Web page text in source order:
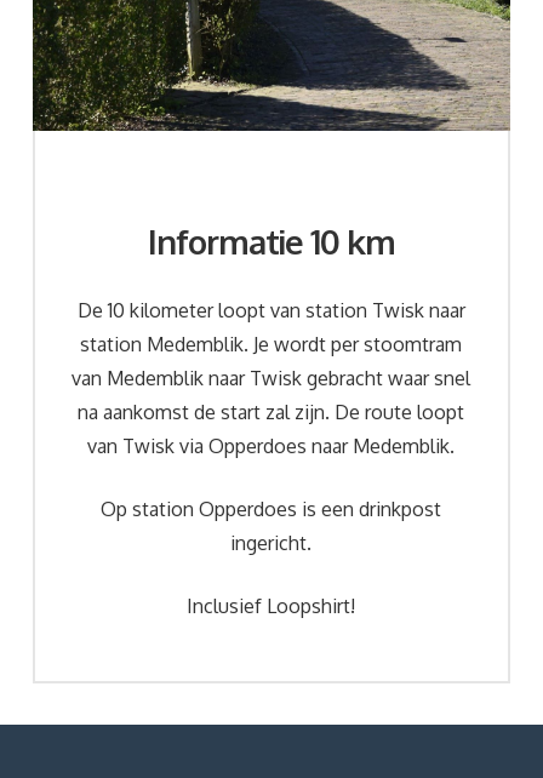
Informatie 10 km
De 10 kilometer loopt van station Twisk naar
station Medemblik. Je wordt per stoomtram
van Medemblik naar Twisk gebracht waar snel
na aankomst de start zal zijn. De route loopt
van Twisk via Opperdoes naar Medemblik.
Op station Opperdoes is een drinkpost
ingericht.
Inclusief Loopshirt!